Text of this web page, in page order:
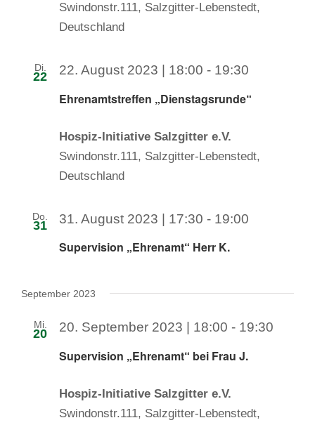
Swindonstr.111, Salzgitter-Lebenstedt,
Deutschland
Di.
22
Ehrenamtstreffen „Dienstagsrunde“
22. August 2023 | 18:00 - 19:30
Hospiz-Initiative Salzgitter e.V.
Swindonstr.111, Salzgitter-Lebenstedt,
Deutschland
Do.
31
Supervision „Ehrenamt“ Herr K.
31. August 2023 | 17:30 - 19:00
September 2023
Mi.
20
Supervision „Ehrenamt“ bei Frau J.
20. September 2023 | 18:00 - 19:30
Hospiz-Initiative Salzgitter e.V.
Swindonstr.111, Salzgitter-Lebenstedt,